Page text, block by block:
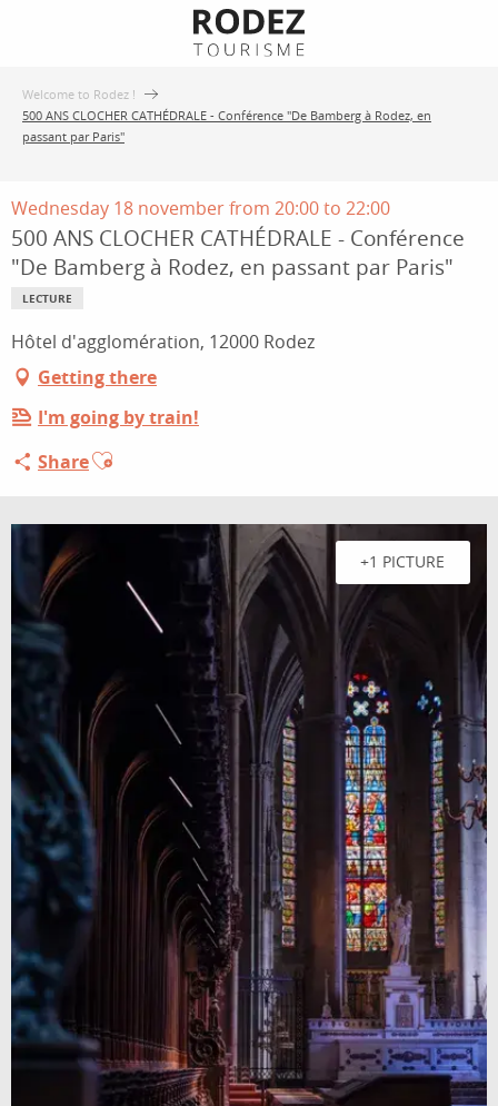
principal
Welcome to Rodez !
500 ANS CLOCHER CATHÉDRALE - Conférence "De Bamberg à Rodez, en
passant par Paris"
Wednesday 18 november from 20:00 to 22:00
500 ANS CLOCHER CATHÉDRALE - Conférence
"De Bamberg à Rodez, en passant par Paris"
LECTURE
Hôtel d'agglomération, 12000 Rodez
Getting there
I'm going by train!
ShareAjouter aux favoris
+1 PICTURE